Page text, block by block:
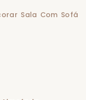
Sala Com Sofá